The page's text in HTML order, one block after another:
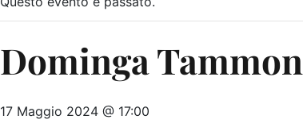
Dominga
17 Maggio 2024 @ 17:00